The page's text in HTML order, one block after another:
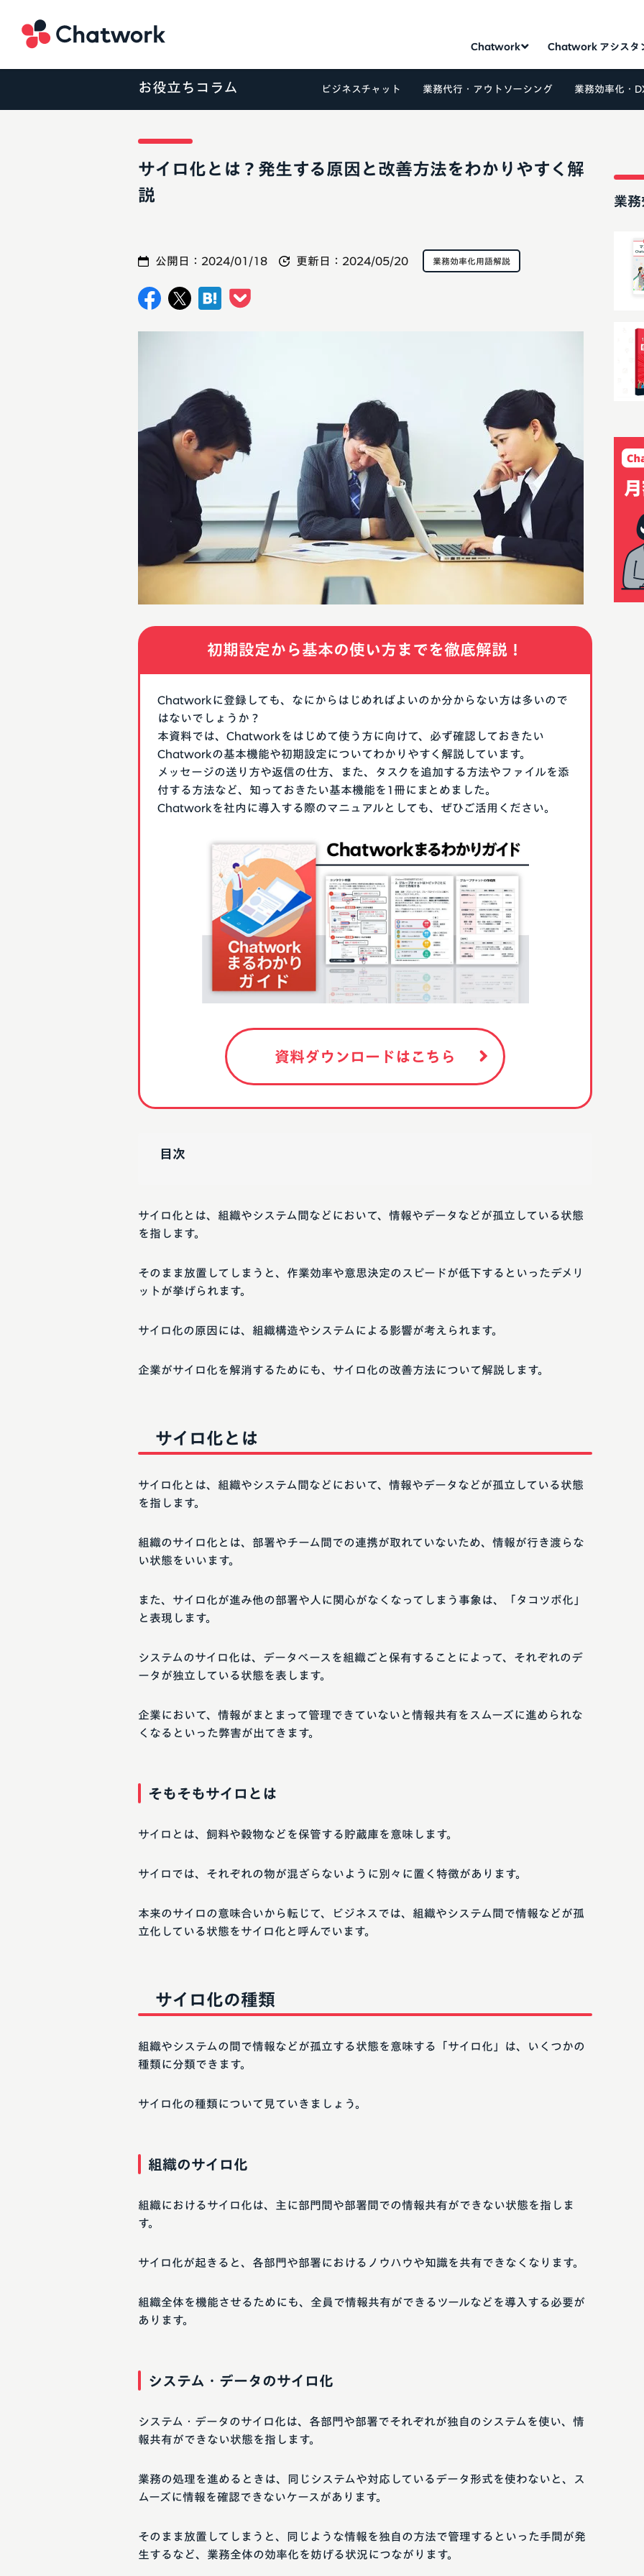
Chatwork Chatwork アシスタ
お役立ちコラム ビジネスチャット 業務代行・アウトソーシング 業務効率化・
サイロ化とは？発生する原因と改善方法をわかりやすく解
説
公開日： 2024/01/18 更新日： 2024/05/20 業務効率化用語解説
初期設定から基本の使い方までを徹底解説！
Chatworkに登録しても、なにからはじめればよいのか分からない方は多いので
はないでしょうか？
本資料では、Chatworkをはじめて使う方に向けて、必ず確認しておきたい
Chatworkの基本機能や初期設定についてわかりやすく解説しています。
メッセージの送り方や返信の仕方、また、タスクを追加する方法やファイルを添
付する方法など、知っておきたい基本機能を1冊にまとめました。
Chatworkを社内に導入する際のマニュアルとしても、ぜひご活用ください。
資料ダウンロードはこちら
目次
サイロ化とは、組織やシステム間などにおいて、情報やデータなどが孤立している状態
を指します。
そのまま放置してしまうと、作業効率や意思決定のスピードが低下するといったデメリ
ットが挙げられます。
サイロ化の原因には、組織構造やシステムによる影響が考えられます。
企業がサイロ化を解消するためにも、サイロ化の改善方法について解説します。
サイロ化とは
サイロ化とは、組織やシステム間などにおいて、情報やデータなどが孤立している状態
を指します。
組織のサイロ化とは、部署やチーム間での連携が取れていないため、情報が行き渡らな
い状態をいいます。
また、サイロ化が進み他の部署や人に関心がなくなってしまう事象は、「タコツボ化」
と表現します。
システムのサイロ化は、データベースを組織ごと保有することによって、それぞれのデ
ータが独立している状態を表します。
企業において、情報がまとまって管理できていないと情報共有をスムーズに進められな
くなるといった弊害が出てきます。
そもそもサイロとは
サイロとは、飼料や穀物などを保管する貯蔵庫を意味します。
サイロでは、それぞれの物が混ざらないように別々に置く特徴があります。
本来のサイロの意味合いから転じて、ビジネスでは、組織やシステム間で情報などが孤
立化している状態をサイロ化と呼んでいます。
サイロ化の種類
組織やシステムの間で情報などが孤立する状態を意味する「サイロ化」は、いくつかの
種類に分類できます。
サイロ化の種類について見ていきましょう。
組織のサイロ化
組織におけるサイロ化は、主に部門間や部署間での情報共有ができない状態を指しま
す。
サイロ化が起きると、各部門や部署におけるノウハウや知識を共有できなくなります。
組織全体を機能させるためにも、全員で情報共有ができるツールなどを導入する必要が
あります。
システム・データのサイロ化
システム・データのサイロ化は、各部門や部署でそれぞれが独自のシステムを使い、情
報共有ができない状態を指します。
業務の処理を進めるときは、同じシステムや対応しているデータ形式を使わないと、ス
ムーズに情報を確認できないケースがあります。
そのまま放置してしまうと、同じような情報を独自の方法で管理するといった手間が発
生するなど、業務全体の効率化を妨げる状況につながります。
業